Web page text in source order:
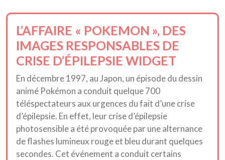
L’AFFAIRE « POKEMON », DES
IMAGES RESPONSABLES DE
CRISE D’ÉPILEPSIE WIDGET
En décembre 1997, au Japon, un épisode du dessin
animé Pokémon a conduit quelque 700
téléspectateurs aux urgences du fait d’une crise
d’épilepsie. En effet, leur crise d’épilepsie
photosensible a été provoquée par une alternance
de flashes lumineux rouge et bleu durant quelques
secondes. Cet événement a conduit certains